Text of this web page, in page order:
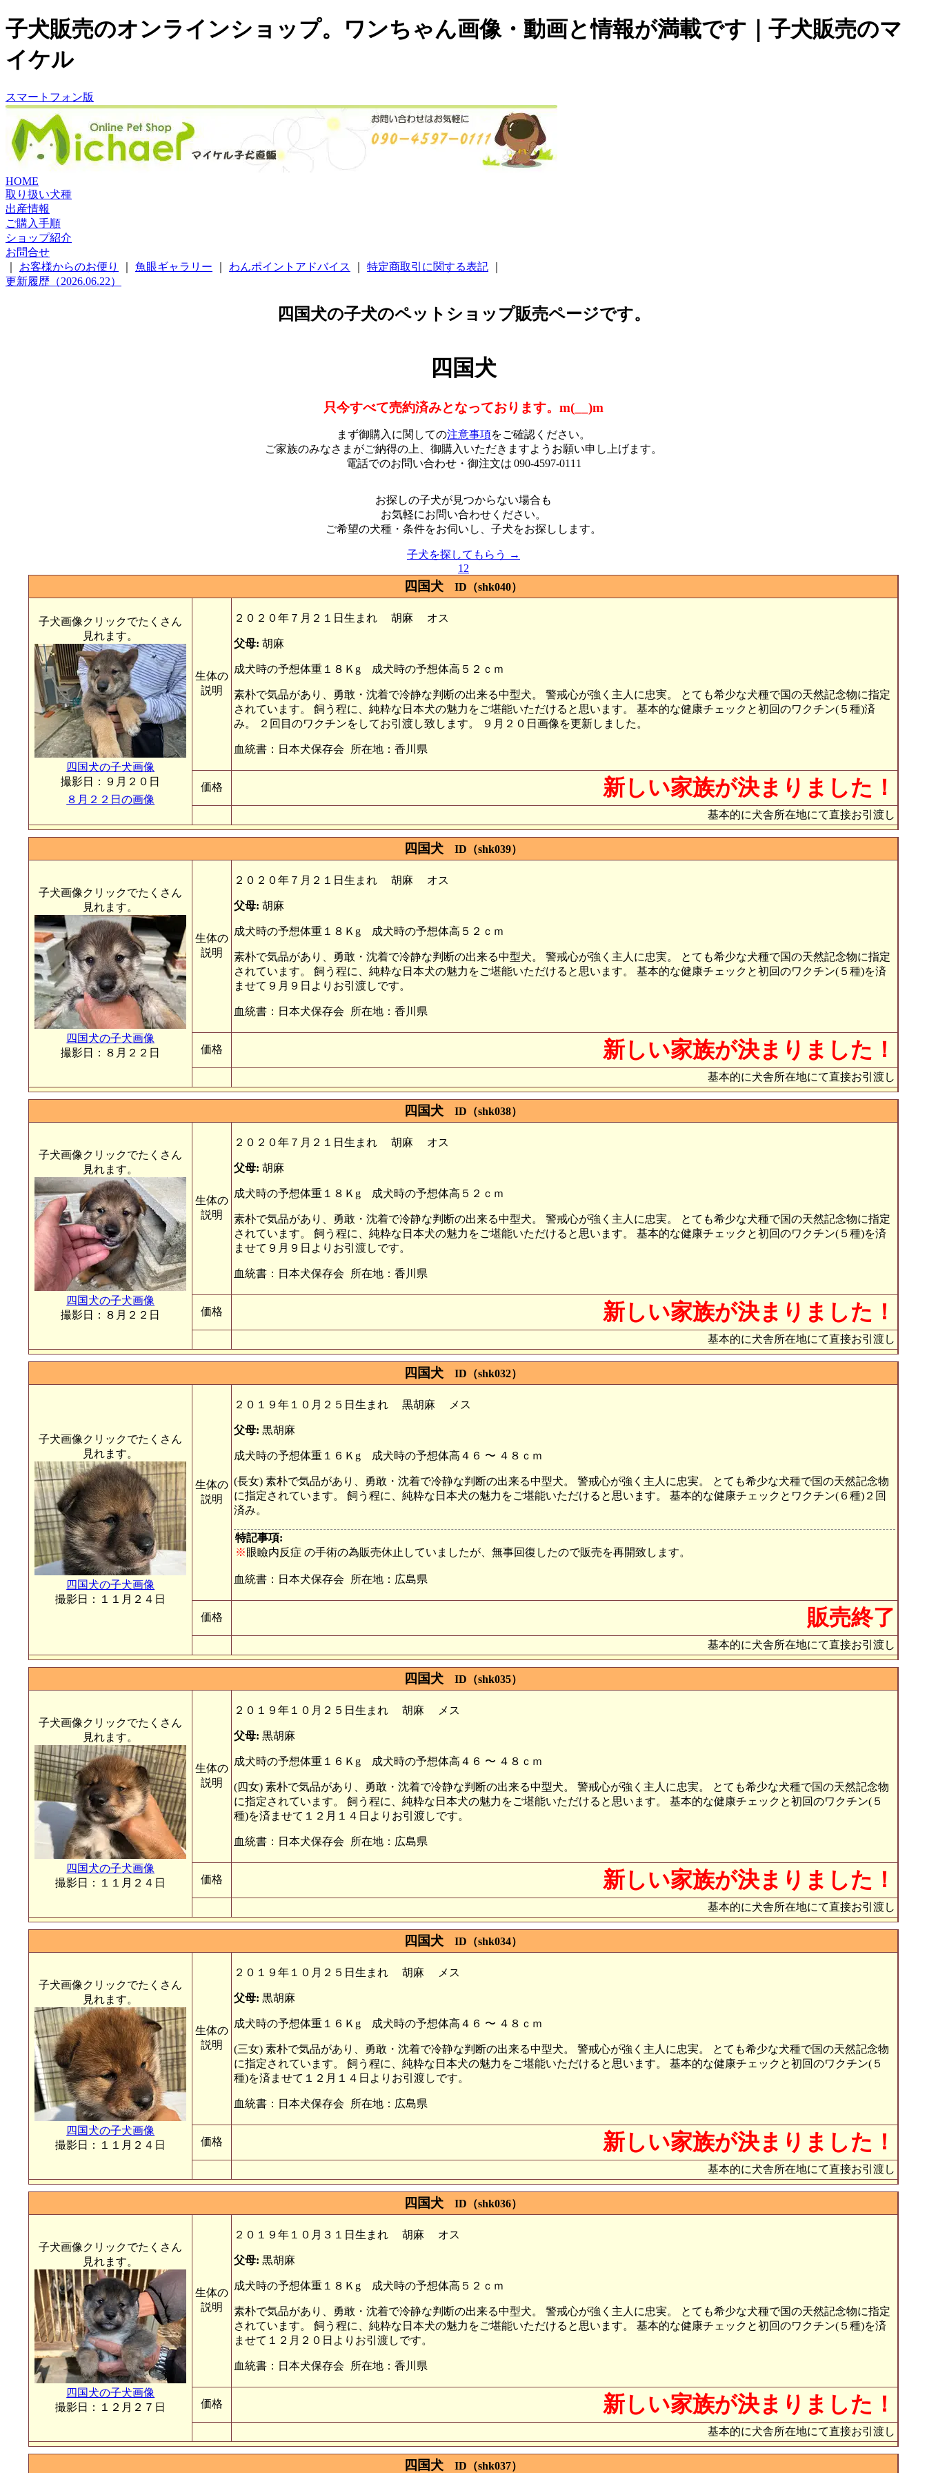
子犬販売のオンラインショップ。ワンちゃん画像・動画と情報が満載です｜子犬販売のマ
イケル
スマートフォン版
HOME
取り扱い犬種
出産情報
ご購入手順
ショップ紹介
お問合せ
お客様からのお便り 魚眼ギャラリー わんポイントアドバイス 特定商取引に関する表記
更新履歴（2026.06.22）
四国犬の子犬のペットショップ販売ページです。
四国犬
只今すべて売約済みとなっております。m(__)m
まず御購入に関しての注意事項をご確認ください。
ご家族のみなさまがご納得の上、御購入いただきますようお願い申し上げます。
電話でのお問い合わせ・御注文は 090-4597-0111
お探しの子犬が見つからない場合も
お気軽にお問い合わせください。
ご希望の犬種・条件をお伺いし、子犬をお探しします。
子犬を探してもらう →
1 2
四国犬 ID（shk040）
子犬画像クリックでたくさん
見れます。
四国犬の子犬画像
撮影日：９月２０日
８月２２日の画像
生体の
説明
２０２０年７月２１日生まれ 胡麻 オス
父母: 胡麻
成犬時の予想体重１８Ｋg 成犬時の予想体高５２ｃｍ
素朴で気品があり、勇敢・沈着で冷静な判断の出来る中型犬。 警戒心が強く主人に忠実。 とても希少な犬種で国の天然記念物に指定
されています。 飼う程に、純粋な日本犬の魅力をご堪能いただけると思います。 基本的な健康チェックと初回のワクチン(５種)済
み。 ２回目のワクチンをしてお引渡し致します。
９月２０日画像を更新しました。
血統書：日本犬保存会 所在地：香川県
価格 新しい家族が決まりました！
基本的に犬舎所在地にて直接お引渡し
四国犬 ID（shk039）
子犬画像クリックでたくさん
見れます。
四国犬の子犬画像
撮影日：８月２２日
生体の
説明
２０２０年７月２１日生まれ 胡麻 オス
父母: 胡麻
成犬時の予想体重１８Ｋg 成犬時の予想体高５２ｃｍ
素朴で気品があり、勇敢・沈着で冷静な判断の出来る中型犬。 警戒心が強く主人に忠実。 とても希少な犬種で国の天然記念物に指定
されています。 飼う程に、純粋な日本犬の魅力をご堪能いただけると思います。 基本的な健康チェックと初回のワクチン(５種)を済
ませて９月９日よりお引渡しです。
血統書：日本犬保存会 所在地：香川県
価格 新しい家族が決まりました！
基本的に犬舎所在地にて直接お引渡し
四国犬 ID（shk038）
子犬画像クリックでたくさん
見れます。
四国犬の子犬画像
撮影日：８月２２日
生体の
説明
２０２０年７月２１日生まれ 胡麻 オス
父母: 胡麻
成犬時の予想体重１８Ｋg 成犬時の予想体高５２ｃｍ
素朴で気品があり、勇敢・沈着で冷静な判断の出来る中型犬。 警戒心が強く主人に忠実。 とても希少な犬種で国の天然記念物に指定
されています。 飼う程に、純粋な日本犬の魅力をご堪能いただけると思います。 基本的な健康チェックと初回のワクチン(５種)を済
ませて９月９日よりお引渡しです。
血統書：日本犬保存会 所在地：香川県
価格 新しい家族が決まりました！
基本的に犬舎所在地にて直接お引渡し
四国犬 ID（shk032）
子犬画像クリックでたくさん
見れます。
四国犬の子犬画像
撮影日：１１月２４日
生体の
説明
２０１９年１０月２５日生まれ 黒胡麻 メス
父母: 黒胡麻
成犬時の予想体重１６Ｋg 成犬時の予想体高４６ 〜 ４８ｃｍ
(長女) 素朴で気品があり、勇敢・沈着で冷静な判断の出来る中型犬。 警戒心が強く主人に忠実。 とても希少な犬種で国の天然記念物
に指定されています。 飼う程に、純粋な日本犬の魅力をご堪能いただけると思います。 基本的な健康チェックとワクチン(６種)２回
済み。
特記事項:
※ 眼瞼内反症 の手術の為販売休止していましたが、無事回復したので販売を再開致します。
血統書：日本犬保存会 所在地：広島県
価格 販売終了
基本的に犬舎所在地にて直接お引渡し
四国犬 ID（shk035）
子犬画像クリックでたくさん
見れます。
四国犬の子犬画像
撮影日：１１月２４日
生体の
説明
２０１９年１０月２５日生まれ 胡麻 メス
父母: 黒胡麻
成犬時の予想体重１６Ｋg 成犬時の予想体高４６ 〜 ４８ｃｍ
(四女) 素朴で気品があり、勇敢・沈着で冷静な判断の出来る中型犬。 警戒心が強く主人に忠実。 とても希少な犬種で国の天然記念物
に指定されています。 飼う程に、純粋な日本犬の魅力をご堪能いただけると思います。 基本的な健康チェックと初回のワクチン(５
種)を済ませて１２月１４日よりお引渡しです。
血統書：日本犬保存会 所在地：広島県
価格 新しい家族が決まりました！
基本的に犬舎所在地にて直接お引渡し
四国犬 ID（shk034）
子犬画像クリックでたくさん
見れます。
四国犬の子犬画像
撮影日：１１月２４日
生体の
説明
２０１９年１０月２５日生まれ 胡麻 メス
父母: 黒胡麻
成犬時の予想体重１６Ｋg 成犬時の予想体高４６ 〜 ４８ｃｍ
(三女) 素朴で気品があり、勇敢・沈着で冷静な判断の出来る中型犬。 警戒心が強く主人に忠実。 とても希少な犬種で国の天然記念物
に指定されています。 飼う程に、純粋な日本犬の魅力をご堪能いただけると思います。 基本的な健康チェックと初回のワクチン(５
種)を済ませて１２月１４日よりお引渡しです。
血統書：日本犬保存会 所在地：広島県
価格 新しい家族が決まりました！
基本的に犬舎所在地にて直接お引渡し
四国犬 ID（shk036）
子犬画像クリックでたくさん
見れます。
四国犬の子犬画像
撮影日：１２月２７日
生体の
説明
２０１９年１０月３１日生まれ 胡麻 オス
父母: 黒胡麻
成犬時の予想体重１８Ｋg 成犬時の予想体高５２ｃｍ
素朴で気品があり、勇敢・沈着で冷静な判断の出来る中型犬。 警戒心が強く主人に忠実。 とても希少な犬種で国の天然記念物に指定
されています。 飼う程に、純粋な日本犬の魅力をご堪能いただけると思います。 基本的な健康チェックと初回のワクチン(５種)を済
ませて１２月２０日よりお引渡しです。
血統書：日本犬保存会 所在地：香川県
価格 新しい家族が決まりました！
基本的に犬舎所在地にて直接お引渡し
四国犬 ID（shk037）